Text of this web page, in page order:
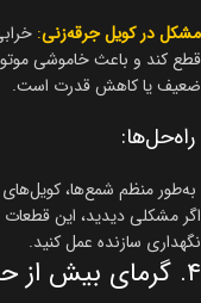
مشکل در کویل جرقه‌زنی:
قطع کند و باعث خاموشی
ضعیف یا کاهش قدرت است.
راه‌حل‌ها:
به‌طور منظم شمع‌ها،
اگر مشکلی دیدید، این
نگهداری سازنده عمل کنید.
۴. گرمای بیش از حد موتور